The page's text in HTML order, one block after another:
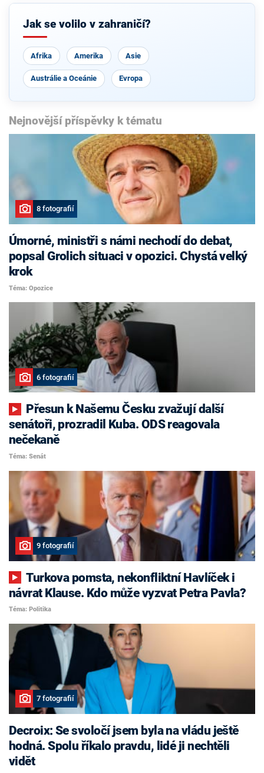
Jak se volilo v zahraničí?
Afrika Amerika Asie
Austrálie a Oceánie Evropa
Nejnovější příspěvky k tématu
8 fotografií
Úmorné, ministři s námi nechodí do debat,
popsal Grolich situaci v opozici. Chystá velký
krok
Téma: Opozice
6 fotografií
senátoři, prozradil Kuba. ODS reagovala
nečekaně
Téma: Senát
9 fotografií
Turkova pomsta, nekonfliktní Havlíček i
návrat Klause. Kdo může vyzvat Petra Pavla?
Téma: Politika
7 fotografií
Decroix: Se svoločí jsem byla na vládu ještě
hodná. Spolu říkalo pravdu, lidé ji nechtěli
vidět